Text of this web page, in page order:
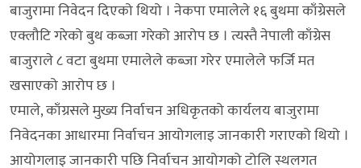
बाजुरामा निवेदन दिएको थियो । नेकपा एमालेले १६ बुथमा काँग्रेसले
एक्लौटि गरेको बुथ कब्जा गरेको आरोप छ । त्यस्तै नेपाली काँग्रेस
बाजुराले ८ वटा बुथमा एमालेले कब्जा गरेर एमालेले फर्जि मत
खसाएको आरोप छ ।
एमाले, काँग्रसले मुख्य निर्वाचन अधिकृतको कार्यलय बाजुरामा
निवेदनका आधारमा निर्वाचन आयोगलाइ जानकारी गराएको थियो ।
आयोगलाइ जानकारी पछि निर्वाचन आयोगको टोलि स्थलगत